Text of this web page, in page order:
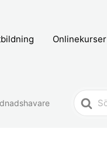
Onlinekurser
Search
For